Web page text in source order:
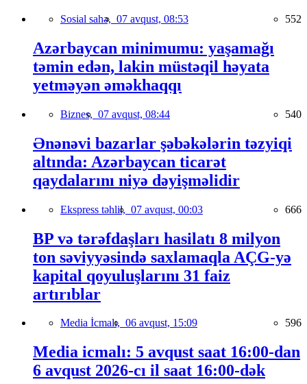
Sosial sahə, 07 avqust, 08:53 552
Azərbaycan minimumu: yaşamağı
təmin edən, lakin müstəqil həyata
yetməyən əməkhaqqı
Biznes, 07 avqust, 08:44 540
Ənənəvi bazarlar şəbəkələrin təzyiqi
altında: Azərbaycan ticarət
qaydalarını niyə dəyişməlidir
Ekspress təhlil, 07 avqust, 00:03 666
BP və tərəfdaşları hasilatı 8 milyon
ton səviyyəsində saxlamaqla AÇG-yə
kapital qoyuluşlarını 31 faiz
artırıblar
Media İcmalı, 06 avqust, 15:09 596
Media icmalı: 5 avqust saat 16:00-dan
6 avqust 2026-cı il saat 16:00-dək